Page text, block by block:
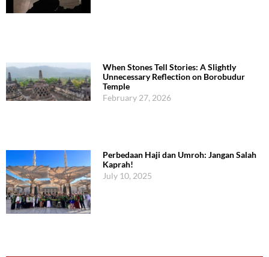
When Stones Tell Stories: A Slightly
Unnecessary Reflection on Borobudur
Temple
February 27, 2026
Perbedaan Haji dan Umroh: Jangan Salah
Kaprah!
July 10, 2025